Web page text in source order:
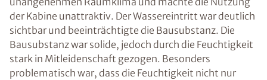
der Kabine unattraktiv. Der Wassereintritt war deutlich
sichtbar und beeinträchtigte die Bausubstanz. Die
Bausubstanz war solide, jedoch durch die Feuchtigkeit
stark in Mitleidenschaft gezogen. Besonders
problematisch war, dass die Feuchtigkeit nicht nur